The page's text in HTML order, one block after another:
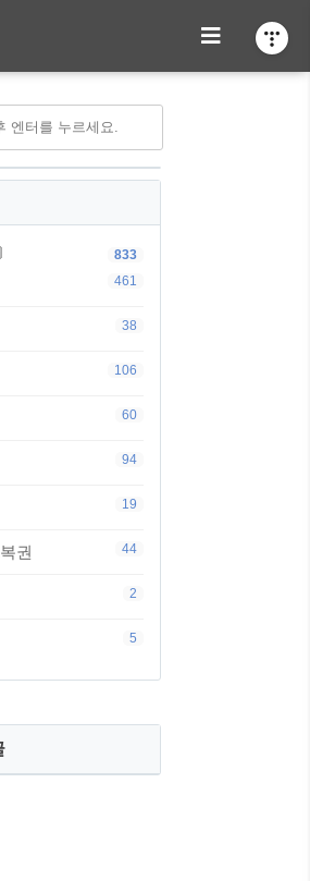
833
461
38
106
60
94
19
권 44
2
5